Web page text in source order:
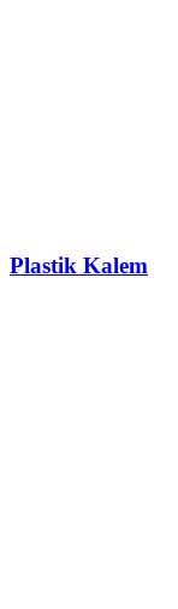
Plastik Kalem